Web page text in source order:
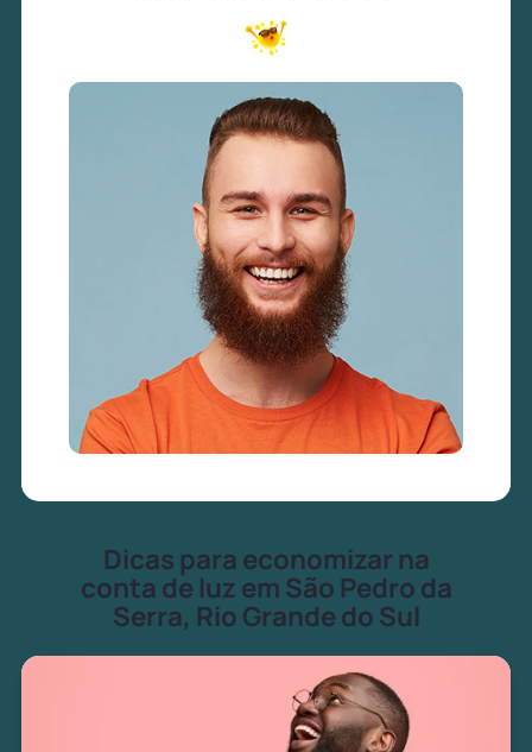
Dicas para economizar na
conta de luz em São Pedro da
Serra, Rio Grande do Sul